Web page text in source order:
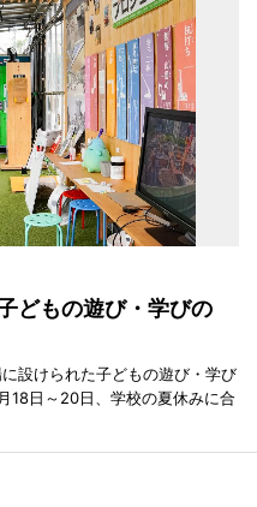
どもの遊び・学びの
設けられた子どもの遊び・学び
18日～20日、学校の夏休みに合